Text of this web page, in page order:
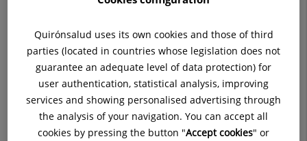
Quirónsalud uses its own cookies and those of third
parties (located in countries whose legislation does not
guarantee an adequate level of data protection) for
user authentication, statistical analysis, improving
services and showing personalised advertising through
the analysis of your navigation. You can accept all
cookies by pressing the button "Accept cookies" or